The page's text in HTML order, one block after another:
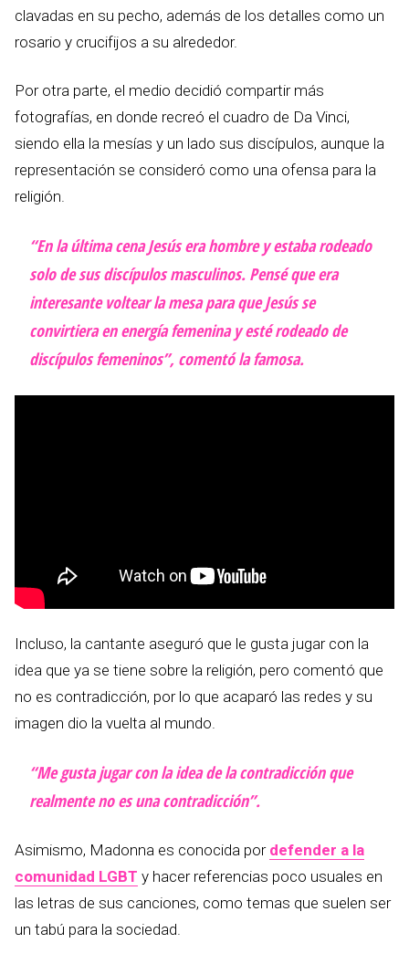
clavadas en su pecho, además de los detalles como un
rosario y crucifijos a su alrededor.
Por otra parte, el medio decidió compartir más
fotografías, en donde recreó el cuadro de Da Vinci,
siendo ella la mesías y un lado sus discípulos, aunque la
representación se consideró como una ofensa para la
religión.
“En la última cena Jesús era hombre y estaba rodeado
solo de sus discípulos masculinos. Pensé que era
interesante voltear la mesa para que Jesús se
convirtiera en energía femenina y esté rodeado de
discípulos femeninos”, comentó la famosa.
Incluso, la cantante aseguró que le gusta jugar con la
idea que ya se tiene sobre la religión, pero comentó que
no es contradicción, por lo que acaparó las redes y su
imagen dio la vuelta al mundo.
“Me gusta jugar con la idea de la contradicción que
realmente no es una contradicción”.
Asimismo, Madonna es conocida por defender a la
comunidad LGBT y hacer referencias poco usuales en
las letras de sus canciones, como temas que suelen ser
un tabú para la sociedad.